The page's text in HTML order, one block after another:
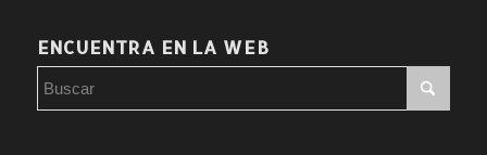
ENCUENTRA EN LA WEB